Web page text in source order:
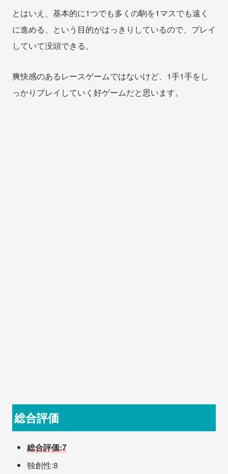
とはいえ、基本的に1つでも多くの駒を1マスでも遠く
に進める、という目的がはっきりしているので、プレイ
していて没頭できる。
爽快感のあるレースゲームではないけど、1手1手をし
っかりプレイしていく好ゲームだと思います。
総合評価
総合評価:7
独創性:8